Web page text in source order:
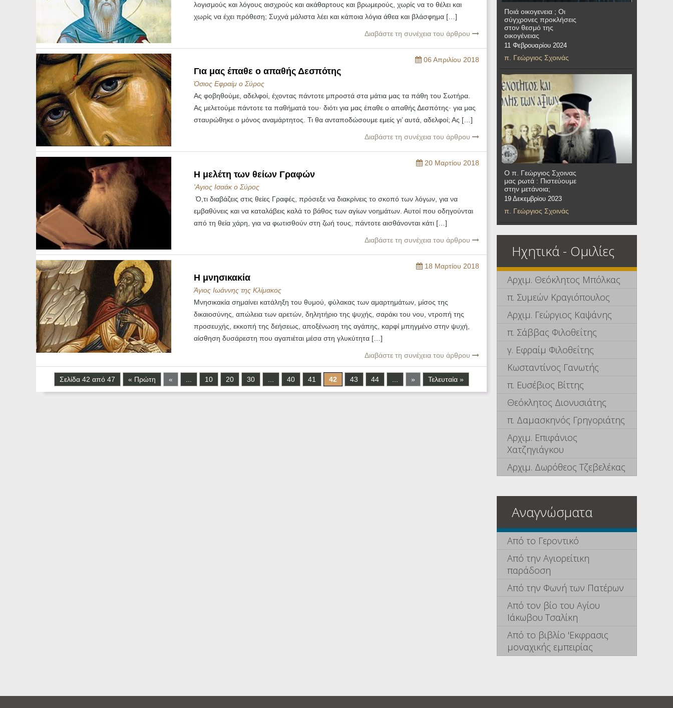
λογισμούς και λόγους αισχρούς και ακάθαρτους και βρωμερούς, χωρίς να το θέλει και
χωρίς να έχει πρόθεση; Συχνά μάλιστα λέει και κάποια λόγια άθεα και βλάσφημα […]
Διαβάστε τη συνέχεια του άρθρου
06 Απριλίου 2018
Για μας έπαθε ο απαθής Δεσπότης
Όσιος Εφραίμ ο Σύρος
Ας φοβηθούμε, αδελφοί, έχοντας πάντοτε μπροστά στα μάτια μας τα πάθη του Σωτήρα.
Ας μελετούμε πάντοτε τα παθήματά του· διότι για μας έπαθε ο απαθής Δεσπότης· για μας
σταυρώθηκε ο μόνος αναμάρτητος. Τι θα ανταποδώσουμε εμείς γι’ αυτά, αδελφοί; Ας […]
Διαβάστε τη συνέχεια του άρθρου
20 Μαρτίου 2018
Η μελέτη των θείων Γραφών
'Αγιος Ισαάκ ο Σύρος
Ό,τι διαβάζεις στις θείες Γραφές, πρόσεξε να διακρίνεις το σκοπό των λόγων, για να
εμβαθύνεις και να καταλάβεις καλά το βάθος των αγίων νοημάτων. Αυτοί που οδηγούνται
από τη θεία χάρη, για να φωτισθούν στη ζωή τους, πάντοτε αισθάνονται κάτι […]
Διαβάστε τη συνέχεια του άρθρου
18 Μαρτίου 2018
Η μνησικακία
Άγιος Ιωάννης της Κλίμακος
Μνησικακία σημαίνει κατάληξη του θυμού, φύλακας των αμαρτημάτων, μίσος της
δικαιοσύνης, απώλεια των αρετών, δηλητήριο της ψυχής, σαράκι του νου, ντροπή της
προσευχής, εκκοπή της δεήσεως, αποξένωση της αγάπης, καρφί μπηγμένο στην ψυχή,
αίσθηση δυσάρεστη που αγαπιέται μέσα στη γλυκύτητα […]
Διαβάστε τη συνέχεια του άρθρου
Σελίδα 42 από 47 « Πρώτη « 10 20 30 40 41 42 43 44 » Τελευταία »
Ποιά οικογενεια ; Οι
σύγχρονες προκλήσεις
στον θεσμό της
οικογένειας
11 Φεβρουαρίου 2024
π. Γεώργιος Σχοινάς
Ο π. Γεώργιος Σχοινας
μας ρωτά : Πιστεύουμε
στην μετάνοια;
19 Δεκεμβρίου 2023
π. Γεώργιος Σχοινάς
Ηχητικά - Ομιλίες
Αρχιμ. Θεόκλητος Μπόλκας
π. Συμεών Κραγιόπουλος
Αρχιμ. Γεώργιος Καψάνης
π. Σάββας Φιλοθεΐτης
γ. Εφραίμ Φιλοθεΐτης
Κωσταντίνος Γανωτής
π. Ευσέβιος Βίττης
Θεόκλητος Διονυσιάτης
π. Δαμασκηνός Γρηγοριάτης
Αρχιμ. Επιφάνιος
Χατζηγιάγκου
Αρχιμ. Δωρόθεος Τζεβελέκας
Αναγνώσματα
Από το Γεροντικό
Από την Αγιορείτικη
παράδοση
Από την Φωνή των Πατέρων
Από τον βίο του Αγίου
Ιάκωβου Τσαλίκη
Από το βιβλίο 'Εκφρασις
μοναχικής εμπειρίας